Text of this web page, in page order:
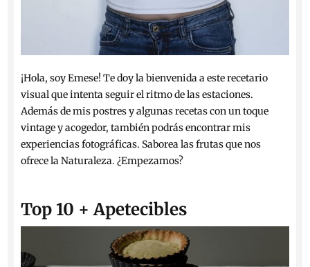
¡Hola, soy Emese! Te doy la bienvenida a este recetario
visual que intenta seguir el ritmo de las estaciones.
Además de mis postres y algunas recetas con un toque
vintage y acogedor, también podrás encontrar mis
experiencias fotográficas. Saborea las frutas que nos
ofrece la Naturaleza. ¿Empezamos?
Top 10 + Apetecibles